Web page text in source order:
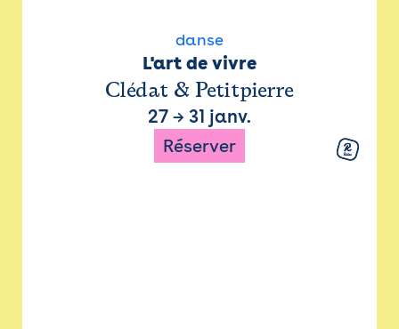
danse
L'art de vivre
Clédat & Petitpierre
27 → 31 janv.
Réserver